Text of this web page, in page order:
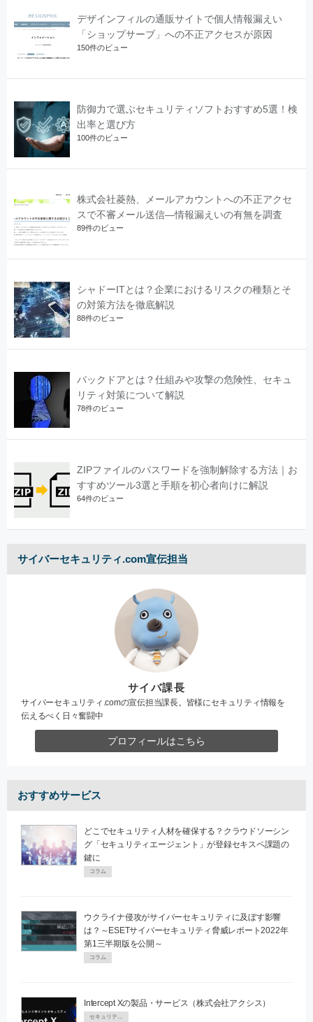
デザインフィルの通販サイトで個人情報漏えい
「ショップサーブ」への不正アクセスが原因
150件のビュー
防御力で選ぶセキュリティソフトおすすめ5選！検
出率と選び方
100件のビュー
株式会社菱熱、メールアカウントへの不正アクセ
スで不審メール送信―情報漏えいの有無を調査
89件のビュー
シャドーITとは？企業におけるリスクの種類とそ
の対策方法を徹底解説
88件のビュー
バックドアとは？仕組みや攻撃の危険性、セキュ
リティ対策について解説
78件のビュー
ZIPファイルのパスワードを強制解除する方法｜お
すすめツール3選と手順を初心者向けに解説
64件のビュー
サイバーセキュリティ.com宣伝担当
サイバ課長
サイバーセキュリティ.comの宣伝担当課長。皆様にセキュリティ情報を
伝えるべく日々奮闘中
プロフィールはこちら
おすすめサービス
どこでセキュリティ人材を確保する？クラウドソーシン
グ「セキュリティエージェント」が登録セキスペ課題の
鍵に
コラム
ウクライナ侵攻がサイバーセキュリティに及ぼす影響
は？～ESETサイバーセキュリティ脅威レポート2022年
第1三半期版を公開～
コラム
Intercept Xの製品・サービス（株式会社アクシス）
セキュリティPR